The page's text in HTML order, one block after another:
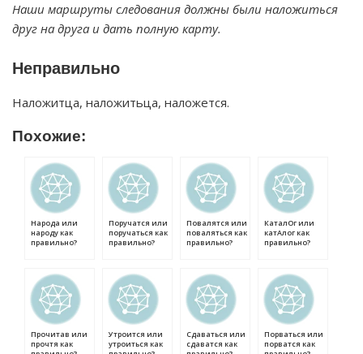
Наши маршруты следования должны были наложиться
друг на друга и дать полную карту.
Неправильно
Наложитца, наложитьца, наложется.
Похожие:
Народа или
народу как
правильно?
Поручатся или
поручаться как
правильно?
Повалятся или
поваляться как
правильно?
КаталОг или
катАлог как
правильно?
Прочитав или
прочтя как
Утроится или
утроиться как
Сдаваться или
сдаватся как
Порваться или
порватся как